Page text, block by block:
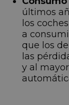
últimos
los
a
que los
las
y al